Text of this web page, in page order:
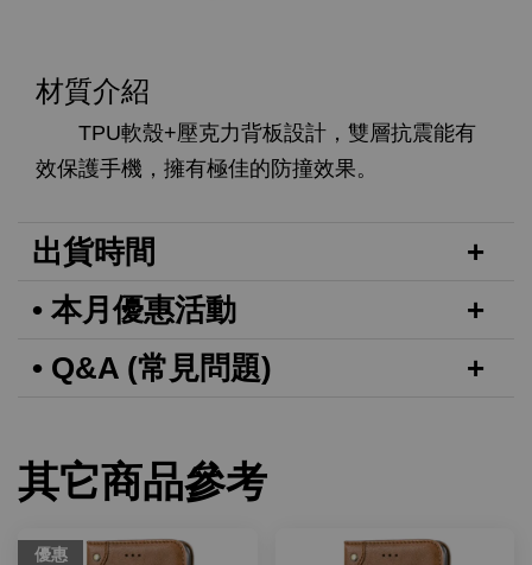
材質介紹
TPU軟殼+壓克力背板設計，雙層抗震能有
效保護手機，擁有極佳的防撞效果。
出貨時間
• 本月優惠活動
• Q&A (常見問題)
其它商品參考
優惠